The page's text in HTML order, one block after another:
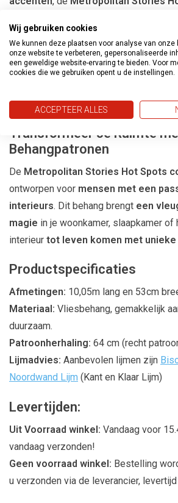
interieurs.
Gemakkelijk aan te brengen–
vliesbehangmateriaalis dit behang
muren.
Transformeer Je Ruimte
Behangpatronen
De Metropolitan Stories Hot Spots
ontworpen voor mensen met een
interieurs. Dit behang brengt een
magie in je woonkamer, slaapkamer of
interieur tot leven komen met unieke
Productspecificaties
Afmetingen: 10,05m lang en 53cm
Materiaal: Vliesbehang, gemakkelijk
duurzaam.
Patroonherhaling: 64 cm (recht
Lijmadvies: Aanbevolen lijmen zijn
Noordwand Lijm (Kant en Klaar Lijm)
Levertijden:
Uit Voorraad winkel: Vandaag voor
vandaag verzonden!
Geen voorraad winkel: Bestelling
u verzonden via de leverancier,
Wij gebruiken cookies
We kunnen deze plaatsen voor analyse van
onze website te verbeteren, gepersonaliseerde
een geweldige website-ervaring te bieden. Voor
cookies die we gebruiken opent u de instellingen.
ACCEPTEER ALLES